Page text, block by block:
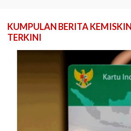
KUMPULAN BERITA
TERKINI